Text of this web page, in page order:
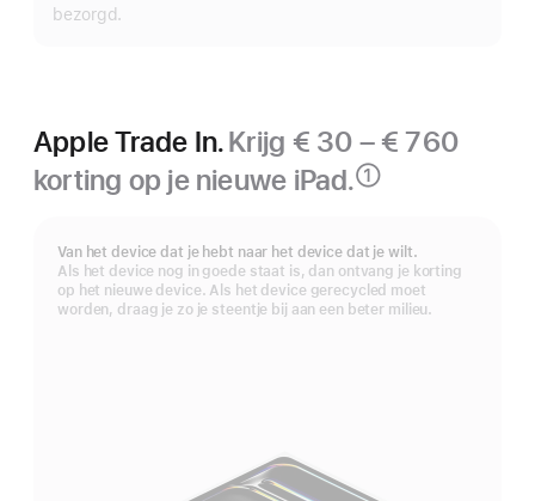
bezorgd.
Apple Trade In.Krijg € 30 – € 760
korting op je nieuwe iPad.
Voetnoot
①
Van het device dat je hebt naar het device dat je wilt.
Als het device nog in goede staat is, dan ontvang je korting
op het nieuwe device. Als het device gerecycled moet
worden, draag je zo je steentje bij aan een beter milieu.